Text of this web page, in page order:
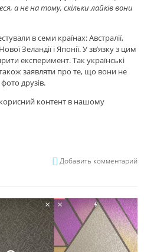
а не на тому, скільки лайків вони
в семи країнах: Австралії,
Зеландії і Японії. У зв’язку з цим
експеримент. Так українські
заявляти про те, що вони не
друзів.
контент в нашому
Добавить комментарий